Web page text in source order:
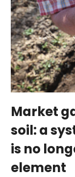
Market
soil: a
is no
element